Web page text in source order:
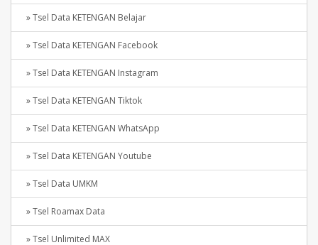
» Tsel Data KETENGAN Belajar
» Tsel Data KETENGAN Facebook
» Tsel Data KETENGAN Instagram
» Tsel Data KETENGAN Tiktok
» Tsel Data KETENGAN WhatsApp
» Tsel Data KETENGAN Youtube
» Tsel Data UMKM
» Tsel Roamax Data
» Tsel Unlimited MAX